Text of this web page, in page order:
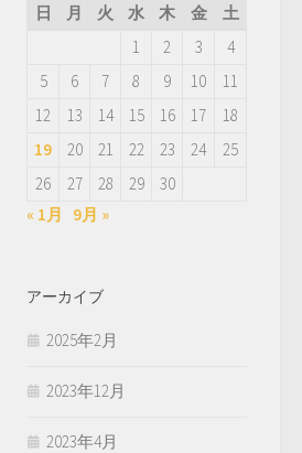
日
月 火 水 木 金
土
1
2 3
4
5
6 7 8 9 10
11
12
13 14 15 16 17
18
19
20 21 22 23 24
25
26
27 28 29
30
« 1月
9月 »
アーカイブ
2025年2月
2023年12月
2023年4月